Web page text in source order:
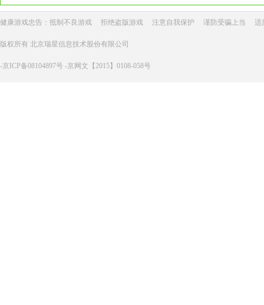
健康游戏忠告：抵制不良游戏 拒绝盗版游戏 注意自我保护 谨防受骗上当 适
版权所有 北京瑞星信息技术股份有限公司
-京ICP备08104897号 -京网文【2015】0108-058号